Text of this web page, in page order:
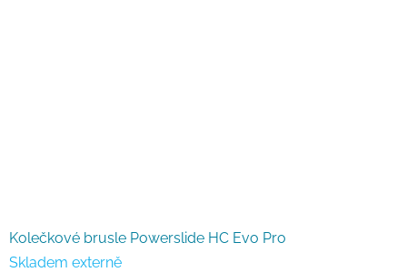
Kolečkové brusle Powerslide HC Evo Pro
Skladem externě